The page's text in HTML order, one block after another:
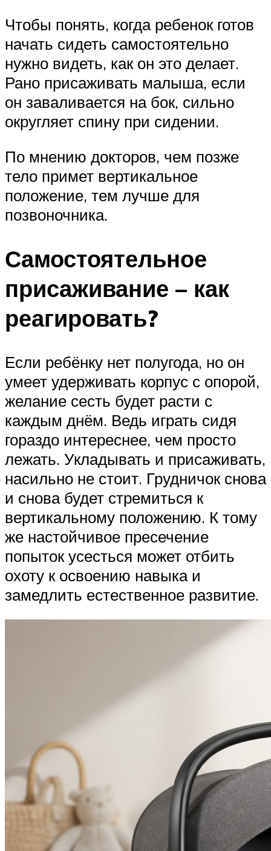
Чтобы понять, когда ребенок готов
начать сидеть самостоятельно
нужно видеть, как он это делает.
Рано присаживать малыша, если
он заваливается на бок, сильно
округляет спину при сидении.
По мнению докторов, чем позже
тело примет вертикальное
положение, тем лучше для
позвоночника.
Самостоятельное
присаживание – как
реагировать?
Если ребёнку нет полугода, но он
умеет удерживать корпус с опорой,
желание сесть будет расти с
каждым днём. Ведь играть сидя
гораздо интереснее, чем просто
лежать. Укладывать и присаживать,
насильно не стоит. Грудничок снова
и снова будет стремиться к
вертикальному положению. К тому
же настойчивое пресечение
попыток усесться может отбить
охоту к освоению навыка и
замедлить естественное развитие.